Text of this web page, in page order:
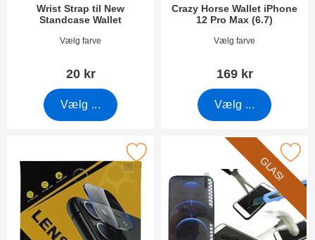
Wrist Strap til New
Standcase Wallet
Varenr 40789Vælg farve
20 kr
Vælg ...
Crazy Horse Wallet iPhone
12 Pro Max (6.7)
Varenr 38023Vælg farve
169 kr
Vælg ...
kameraglas iPhone 12 Pro Max (6.7) som favorit
GLAS!
Marker glasbeskyttelse iPhone 12